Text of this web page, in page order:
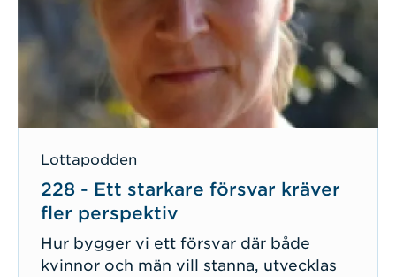
Lottapodden
228 - Ett starkare försvar kräver
fler perspektiv
Hur bygger vi ett försvar där både
kvinnor och män vill stanna, utvecklas